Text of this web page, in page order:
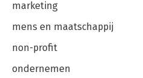
marketing
mens en maatschappij
non-profit
ondernemen